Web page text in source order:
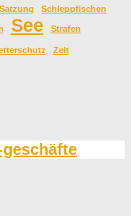
Satzung Schleppfischen
See Strafen
Zelt